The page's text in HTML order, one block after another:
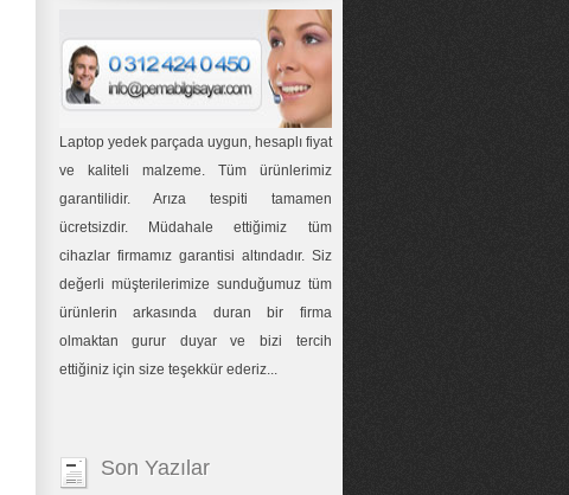
Laptop yedek parçada uygun, hesaplı fiyat
ve kaliteli malzeme. Tüm ürünlerimiz
garantilidir. Arıza tespiti tamamen
ücretsizdir. Müdahale ettiğimiz tüm
cihazlar firmamız garantisi altındadır. Siz
değerli müşterilerimize sunduğumuz tüm
ürünlerin arkasında duran bir firma
olmaktan gurur duyar ve bizi tercih
ettiğiniz için size teşekkür ederiz...
Son Yazılar